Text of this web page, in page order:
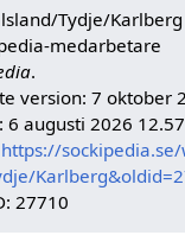
Tydje/Karlberg
medarbetare
.
version: 7 oktober
augusti 2026 12.57
https://
27710